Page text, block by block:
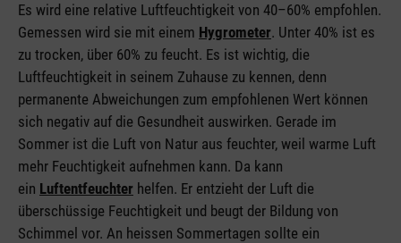
Es wird eine relative Luftfeuchtigkeit von 40–60% empfohlen.
Gemessen wird sie mit einem Hygrometer. Unter 40% ist es
zu trocken, über 60% zu feucht. Es ist wichtig, die
Luftfeuchtigkeit in seinem Zuhause zu kennen, denn
permanente Abweichungen zum empfohlenen Wert können
sich negativ auf die Gesundheit auswirken. Gerade im
Sommer ist die Luft von Natur aus feuchter, weil warme Luft
mehr Feuchtigkeit aufnehmen kann. Da kann
ein Luftentfeuchter helfen. Er entzieht der Luft die
überschüssige Feuchtigkeit und beugt der Bildung von
Schimmel vor. An heissen Sommertagen sollte ein